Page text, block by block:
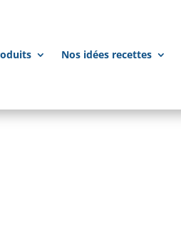
Nos idées recettes